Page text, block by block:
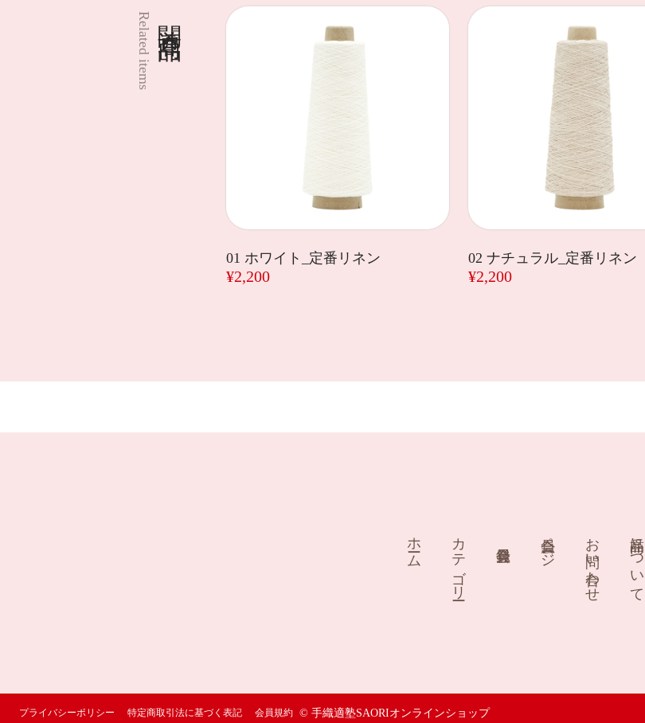
Related items
01 ホワイト_定番リネン
¥2,200
02 ナチュラル_定番リネン
¥2,200
ホーム カテゴリー 会員ページ お問い合わせ 商品について
プライバシーポリシー 特定商取引法に基づく表記 会員規約 © 手織適塾SAORIオンラインショップ